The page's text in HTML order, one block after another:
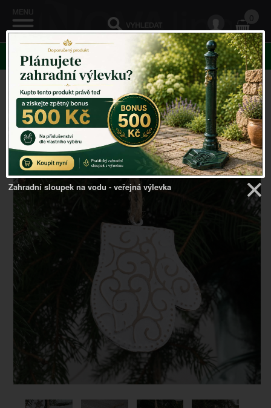
0
KATEGORIE
Venkovský domov ->Vánoční dekorace->Plechová
vánoční ozdoba rukavice s patinou 7x5cm
Zahradní sloupek na vodu - veřejná výlevka